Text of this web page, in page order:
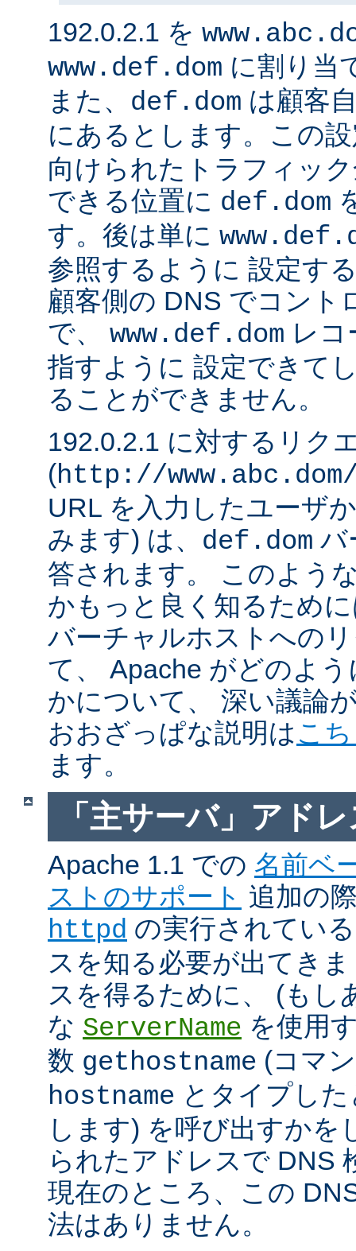
192.0.2.1 を
www.def.dom に割り当
また、 def.dom は顧客
にあるとします。この
向けられたトラフィッ
できる位置に def.dom
す。後は単に
参照するように 設定す
顧客側の DNS でコント
で、 www.def.dom レ
指すように 設定できて
ることができません。
192.0.2.1 に対するリク
(http://
URL を入力したユーザ
みます) は、 def.dom バ
答されます。 このよう
かもっと良く知るため
バーチャルホストへの
て、 Apache がどのよ
かについて、 深い議論
おおざっぱな説明は こ
ます。
「主サーバ」アド
Apache 1.1 での 名前ベ
ストのサポート 追加の
httpd の実行されてい
スを知る必要が出てき
スを得るために、 (もし
な ServerName を使用
数 gethostname (コマ
hostname とタイプし
します) を呼び出すかを
られたアドレスで DNS
現在のところ、この
法はありません。